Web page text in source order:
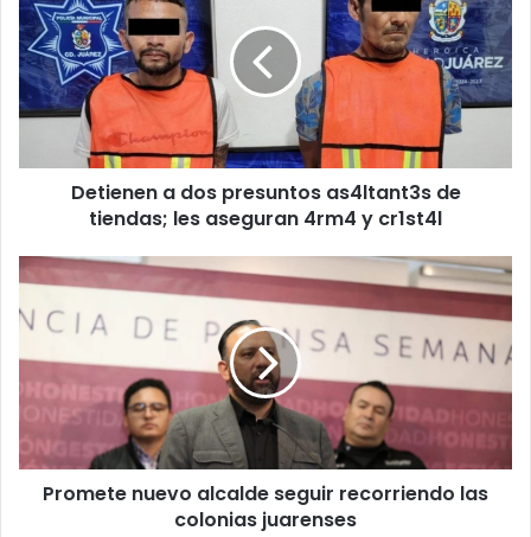
dos
presuntos
as4ltant3s
de
tiendas;
aseguran
Detienen a dos presuntos as4ltant3s de
tiendas; les aseguran 4rm4 y cr1st4l
Promete
nuevo
alcalde
recorriendo
colonias
juarenses
Promete nuevo alcalde seguir recorriendo las
colonias juarenses